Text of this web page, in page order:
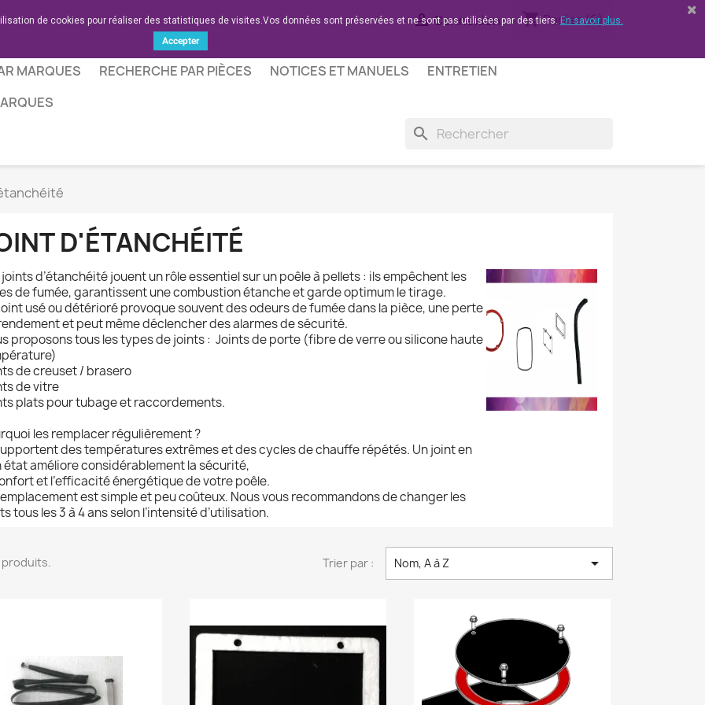
Connexion shopping_cartPanier(0)
MARQUES RECHERCHE PAR PIÈCES NOTICES ET MANUELS
ENTRETIEN
search
D'ÉTANCHÉITÉ
d’étanchéité jouent un rôle essentiel sur un poêle à pellets : ils empêchent les
de fumée, garantissent une combustion étanche et garde optimum le tirage.
usé ou détérioré provoque souvent des odeurs de fumée dans la pièce, une perte
et peut même déclencher des alarmes de sécurité.
proposons tous les types de joints : Joints de porte (fibre de verre ou silicone haute
de creuset / brasero
de vitre
plats pour tubage et raccordements.
les remplacer régulièrement ?
des températures extrêmes et des cycles de chauffe répétés. Un joint en
état améliore considérablement la sécurité,
et l’efficacité énergétique de votre poêle.
est simple et peu coûteux. Nous vous recommandons de changer les
tous les 3 à 4 ans selon l’intensité d’utilisation.
produits. Trier par : Nom, A à Z 
de cookies pour réaliser des statistiques de visites.Vos données sont préservées et ne sont pas utilisées par des tiers. En savoir plus.
Accepter